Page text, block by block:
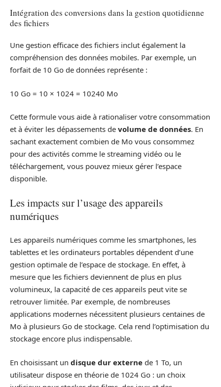
Intégration des conversions dans la gestion quotidienne
des fichiers
Une gestion efficace des fichiers inclut également la
compréhension des données mobiles. Par exemple, un
forfait de 10 Go de données représente :
10 Go = 10 × 1024 = 10240 Mo
Cette formule vous aide à rationaliser votre consommation
et à éviter les dépassements de volume de données. En
sachant exactement combien de Mo vous consommez
pour des activités comme le streaming vidéo ou le
téléchargement, vous pouvez mieux gérer l’espace
disponible.
Les impacts sur l’usage des appareils
numériques
Les appareils numériques comme les smartphones, les
tablettes et les ordinateurs portables dépendent d’une
gestion optimale de l’espace de stockage. En effet, à
mesure que les fichiers deviennent de plus en plus
volumineux, la capacité de ces appareils peut vite se
retrouver limitée. Par exemple, de nombreuses
applications modernes nécessitent plusieurs centaines de
Mo à plusieurs Go de stockage. Cela rend l’optimisation du
stockage encore plus indispensable.
En choisissant un disque dur externe de 1 To, un
utilisateur dispose en théorie de 1024 Go : un choix